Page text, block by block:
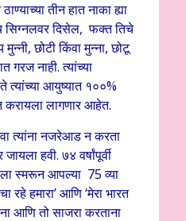
तीन हात नाका ह्या
सिग्नलवर दिसेल, फक्त तिचे
छोटी किंवा मुन्ना, छोटू
गरज नाही. त्यांच्या
त्यांच्या आयुष्यात १००%
लागणार आहेत.
त्यांना नजरेआड न करता
हवी. ७४ वर्षांपूर्वी
स्मरून आपल्या 75 व्या
रहे हमारा’ आणि ‘मेरा भारत
आणि तो साजरा करताना